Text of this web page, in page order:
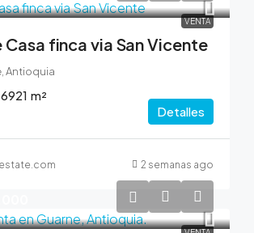
VENTA
Casa finca via San Vicente
Antioquia
6921 m²
Detalles
2 semanas ago